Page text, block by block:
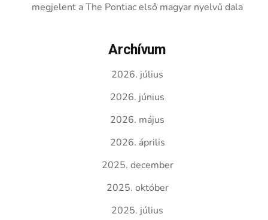
megjelent a The Pontiac első magyar nyelvű dala
Archívum
2026. július
2026. június
2026. május
2026. április
2025. december
2025. október
2025. július